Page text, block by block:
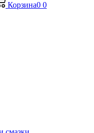
Корзина0 0